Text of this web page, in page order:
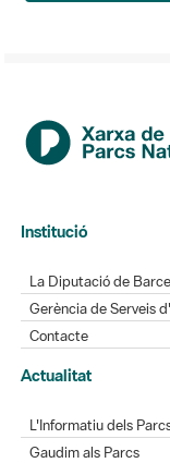
Institució
La Diputació de
Gerència de Serveis
Contacte
Actualitat
L'Informatiu dels
Gaudim als Parcs